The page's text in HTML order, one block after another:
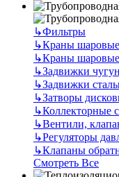
↳Фильтры
↳Краны
↳Краны
↳Задвижки
↳Задвижки
↳Затворы
↳Коллекторные
↳Вентили,
↳Регуляторы
↳Клапаны
Смотреть Все